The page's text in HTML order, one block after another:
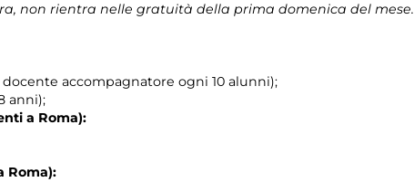
non rientra nelle gratuità della prima domenica del mese.
accompagnatore ogni 10 alunni);
anni);
a Roma):
Roma):